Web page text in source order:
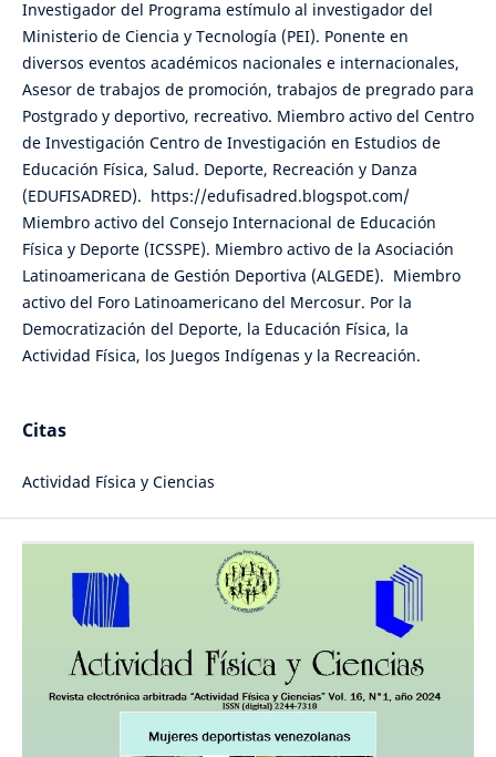
Investigador del Programa estímulo al investigador del
Ministerio de Ciencia y Tecnología (PEI). Ponente en
diversos eventos académicos nacionales e internacionales,
Asesor de trabajos de promoción, trabajos de pregrado para
Postgrado y deportivo, recreativo. Miembro activo del Centro
de Investigación Centro de Investigación en Estudios de
Educación Física, Salud. Deporte, Recreación y Danza
(EDUFISADRED). https://edufisadred.blogspot.com/
Miembro activo del Consejo Internacional de Educación
Física y Deporte (ICSSPE). Miembro activo de la Asociación
Latinoamericana de Gestión Deportiva (ALGEDE). Miembro
activo del Foro Latinoamericano del Mercosur. Por la
Democratización del Deporte, la Educación Física, la
Actividad Física, los Juegos Indígenas y la Recreación.
Citas
Actividad Física y Ciencias